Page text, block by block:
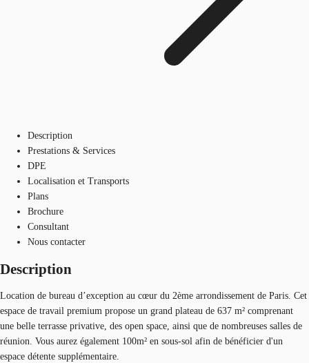
Description
Prestations & Services
DPE
Localisation et Transports
Plans
Brochure
Consultant
Nous contacter
Description
Location de bureau d’exception au cœur du 2ème arrondissement de Paris. Cet
espace de travail premium propose un grand plateau de 637 m² comprenant
une belle terrasse privative, des open space, ainsi que de nombreuses salles de
réunion. Vous aurez également 100m² en sous-sol afin de bénéficier d'un
espace détente supplémentaire.